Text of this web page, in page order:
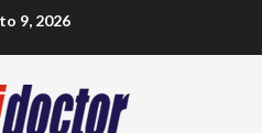
9, 2026